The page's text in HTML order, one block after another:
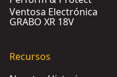
Ventosa Electrónica
GRABO XR 18V
Recursos